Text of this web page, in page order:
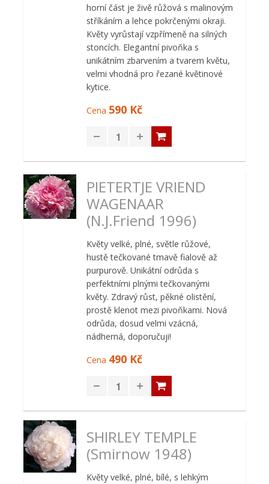
horní část je živě růžová s malinovým
stříkáním a lehce pokrčenými okraji.
Květy vyrůstají vzpřímeně na silných
stoncích. Elegantní pivoňka s
unikátním zbarvením a tvarem květu,
velmi vhodná pro řezané květinové
kytice.
Cena 590 Kč
PIETERTJE VRIEND
WAGENAAR
(N.J.Friend 1996)
Květy velké, plné, světle růžové,
hustě tečkované tmavě fialově až
purpurově. Unikátní odrůda s
perfektními plnými tečkovanými
květy. Zdravý růst, pěkné olistění,
prostě klenot mezi pivoňkami. Nová
odrůda, dosud velmi vzácná,
nádherná, doporučuji!
Cena 490 Kč
SHIRLEY TEMPLE
(Smirnow 1948)
Květy velké, plné, bílé, s lehkým